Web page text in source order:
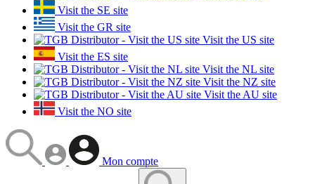
Visit the SE site
Visit the GR site
Visit the US site
Visit the ES site
Visit the NL site
Visit the NZ site
Visit the AU site
Visit the NO site
Mon compte